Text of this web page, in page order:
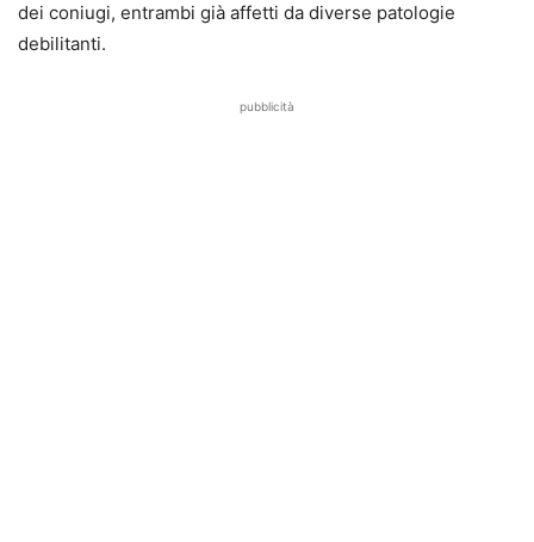
dei coniugi, entrambi già affetti da diverse patologie
debilitanti.
pubblicità